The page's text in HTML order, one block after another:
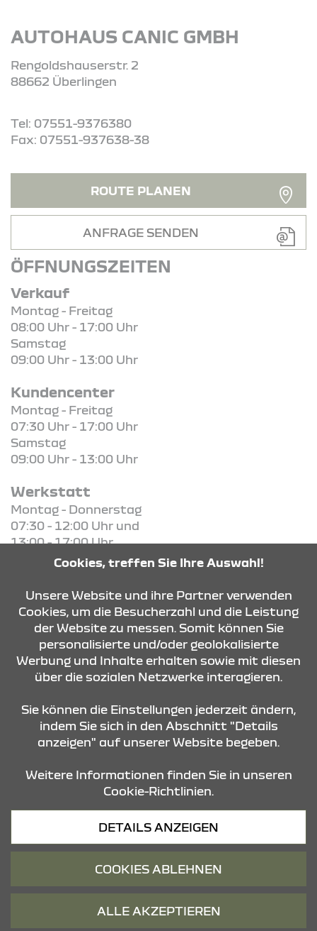
AUTOHAUS CANIC GMBH
Rengoldshauserstr. 2
88662 Überlingen
Tel: 07551-9376380
Fax: 07551-937638-38
ROUTE PLANEN
ANFRAGE SENDEN
ÖFFNUNGSZEITEN
Verkauf
Montag - Freitag
08:00 Uhr - 17:00 Uhr
Samstag
09:00 Uhr - 13:00 Uhr
Kundencenter
Montag - Freitag
07:30 Uhr - 17:00 Uhr
Samstag
09:00 Uhr - 13:00 Uhr
Werkstatt
Montag - Donnerstag
07:30 - 12:00 Uhr und
13:00 - 17:00 Uhr
13:00 - 16:00 Uhr
KONTAKT & ANFAHRT
Datenschutz
Cookies, treffen Sie Ihre Auswahl!
Unsere Website und ihre Partner verwenden
Cookies, um die Besucherzahl und die Leistung
der Website zu messen. Somit können Sie
personalisierte und/oder geolokalisierte
Werbung und Inhalte erhalten sowie mit diesen
über die sozialen Netzwerke interagieren.
Sie können die Einstellungen jederzeit ändern,
indem Sie sich in den Abschnitt "Details
anzeigen" auf unserer Website begeben.
Weitere Informationen finden Sie in unseren
Cookie-Richtlinien.
DETAILS ANZEIGEN
COOKIES ABLEHNEN
ALLE AKZEPTIEREN